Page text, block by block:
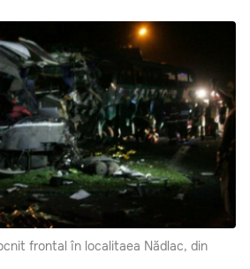
frontal în localitaea Nădlac, din